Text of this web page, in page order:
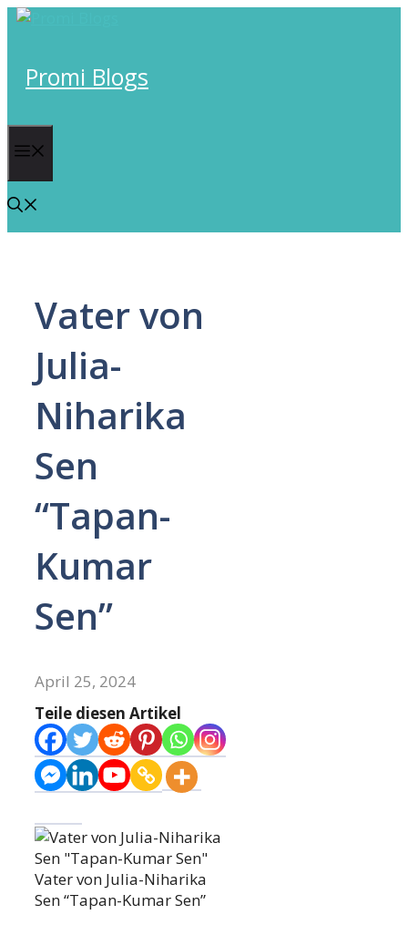
Skip
Promi Blogs
Vater von
Julia-
Niharika
Sen
“Tapan-
Kumar
Sen”
April 25, 2024
Teile diesen Artikel
Vater von Julia-Niharika
Sen “Tapan-Kumar Sen”